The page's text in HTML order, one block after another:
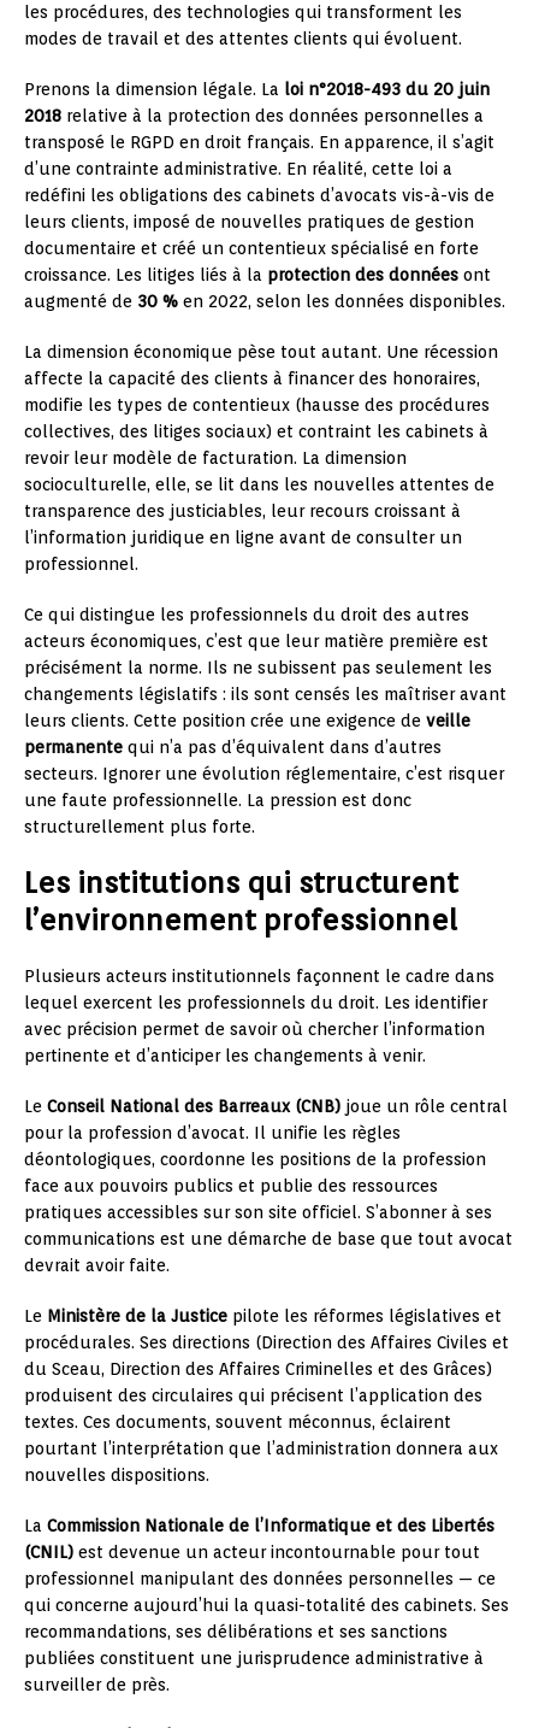
les procédures, des technologies qui transforment les
modes de travail et des attentes clients qui évoluent.
Prenons la dimension légale. La loi n°2018-493 du 20 juin
2018 relative à la protection des données personnelles a
transposé le RGPD en droit français. En apparence, il s’agit
d’une contrainte administrative. En réalité, cette loi a
redéfini les obligations des cabinets d’avocats vis-à-vis de
leurs clients, imposé de nouvelles pratiques de gestion
documentaire et créé un contentieux spécialisé en forte
croissance. Les litiges liés à la protection des données ont
augmenté de 30 % en 2022, selon les données disponibles.
La dimension économique pèse tout autant. Une récession
affecte la capacité des clients à financer des honoraires,
modifie les types de contentieux (hausse des procédures
collectives, des litiges sociaux) et contraint les cabinets à
revoir leur modèle de facturation. La dimension
socioculturelle, elle, se lit dans les nouvelles attentes de
transparence des justiciables, leur recours croissant à
l’information juridique en ligne avant de consulter un
professionnel.
Ce qui distingue les professionnels du droit des autres
acteurs économiques, c’est que leur matière première est
précisément la norme. Ils ne subissent pas seulement les
changements législatifs : ils sont censés les maîtriser avant
leurs clients. Cette position crée une exigence de veille
permanente qui n’a pas d’équivalent dans d’autres
secteurs. Ignorer une évolution réglementaire, c’est risquer
une faute professionnelle. La pression est donc
structurellement plus forte.
Les institutions qui structurent
l’environnement professionnel
Plusieurs acteurs institutionnels façonnent le cadre dans
lequel exercent les professionnels du droit. Les identifier
avec précision permet de savoir où chercher l’information
pertinente et d’anticiper les changements à venir.
Le Conseil National des Barreaux (CNB) joue un rôle central
pour la profession d’avocat. Il unifie les règles
déontologiques, coordonne les positions de la profession
face aux pouvoirs publics et publie des ressources
pratiques accessibles sur son site officiel. S’abonner à ses
communications est une démarche de base que tout avocat
devrait avoir faite.
Le Ministère de la Justice pilote les réformes législatives et
procédurales. Ses directions (Direction des Affaires Civiles et
du Sceau, Direction des Affaires Criminelles et des Grâces)
produisent des circulaires qui précisent l’application des
textes. Ces documents, souvent méconnus, éclairent
pourtant l’interprétation que l’administration donnera aux
nouvelles dispositions.
La Commission Nationale de l’Informatique et des Libertés
(CNIL) est devenue un acteur incontournable pour tout
professionnel manipulant des données personnelles — ce
qui concerne aujourd’hui la quasi-totalité des cabinets. Ses
recommandations, ses délibérations et ses sanctions
publiées constituent une jurisprudence administrative à
surveiller de près.